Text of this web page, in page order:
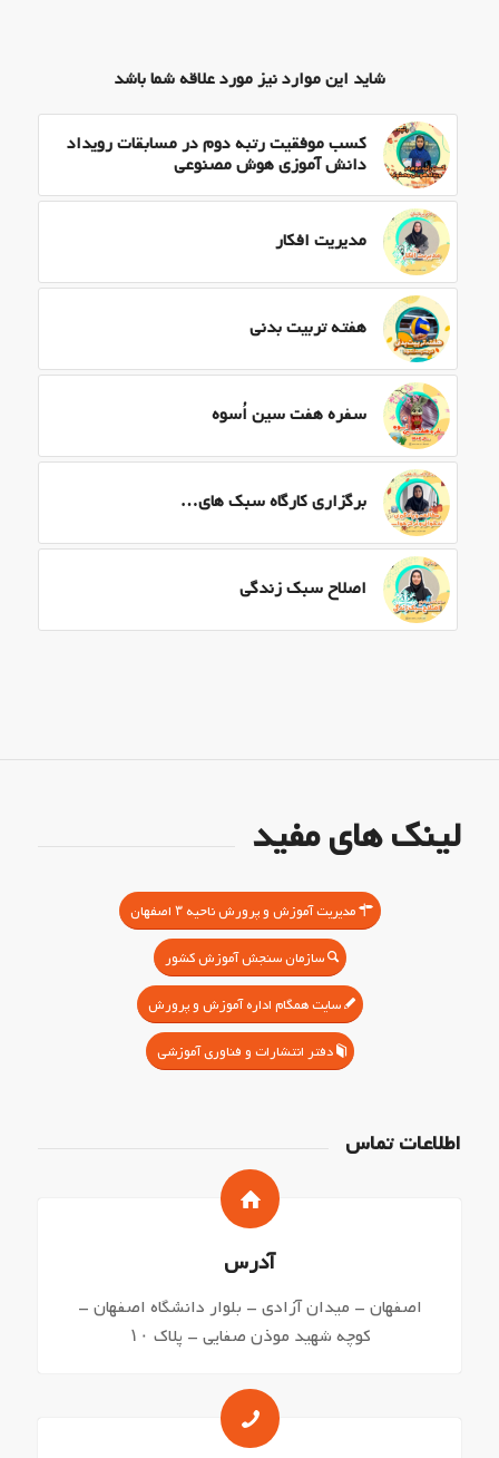
شاید این موارد نیز مورد علاقه شما باشد
کسب موفقیت رتبه دوم در مسابقات رویداد
دانش آموزی هوش مصنوعی
مدیریت افکار
هفته تربیت بدنی
سفره هفت سین اُسوه
برگزاری کارگاه سبک های…
اصلاح سبک زندگی
لینک های مفید
مدیریت آموزش و پرورش ناحیه ۳ اصفهان
سازمان سنجش آموزش کشور
سایت همگام اداره آموزش و پرورش
دفتر انتشارات و فناوری آموزشی
اطلاعات تماس
آدرس
اصفهان – میدان آزادی – بلوار دانشگاه اصفهان –
کوچه شهید موذن صفایی – پلاک ۱۰